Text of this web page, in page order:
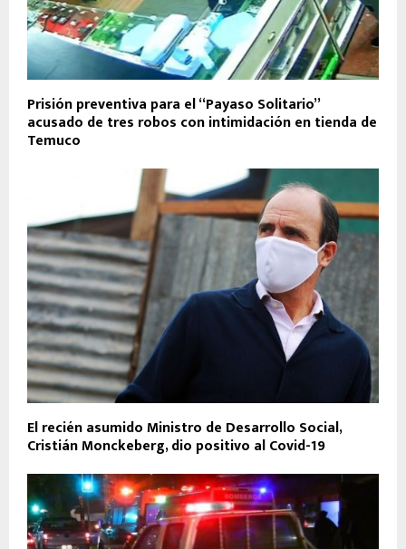
Prisión preventiva para el “Payaso Solitario”
acusado de tres robos con intimidación en tienda de
Temuco
El recién asumido Ministro de Desarrollo Social,
Cristián Monckeberg, dio positivo al Covid-19